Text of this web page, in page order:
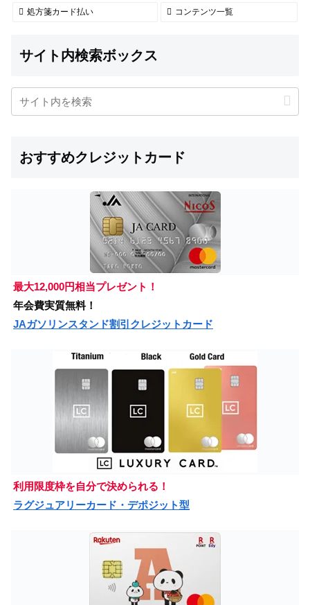
処方箋カード払い コンテンツ一覧
サイト内検索ボックス
おすすめクレジットカード
最大12,000円相当プレゼント！
年会費実質無料！
JAガソリンスタンド割引クレジットカード
利用限度枠を自分で決められる！
ラグジュアリーカード・デポジット型